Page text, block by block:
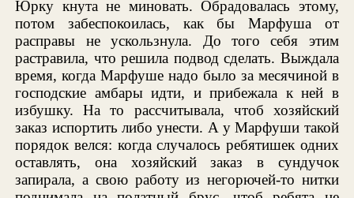
Юрку кнута не миновать. Обрадовалась этому,
потом забеспокоилась, как бы Марфуша от
расправы не ускользнула. До того себя этим
растравила, что решила подвод сделать. Выждала
время, когда Марфуше надо было за месячиной в
господские амбары идти, и прибежала к ней в
избушку. На то рассчитывала, чтоб хозяйский
заказ испортить либо унести. А у Марфуши такой
порядок велся: когда случалось ребятишек одних
оставлять, она хозяйский заказ в сундучок
запирала, а свою работу из негорючей-то нитки